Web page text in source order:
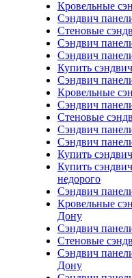
Кровельные
Сэндвич
Стеновые
Сэндвич
Сэндвич
Купить
Сэндвич
Кровельные
Сэндвич
Стеновые
Сэндвич
Сэндвич
Купить
Купить
недорого
Сэндвич
Кровельные
Дону
Сэндвич
Стеновые
Сэндвич
Дону